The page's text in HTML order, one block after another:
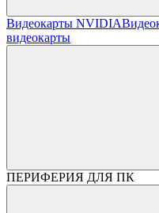
Видеокарты NVIDIA
видеокарты
ПЕРИФЕРИЯ ДЛЯ ПК